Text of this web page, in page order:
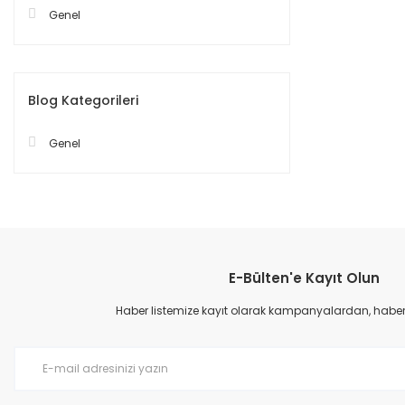
Genel
Blog Kategorileri
Genel
E-Bülten'e Kayıt Olun
Haber listemize kayıt olarak kampanyalardan,